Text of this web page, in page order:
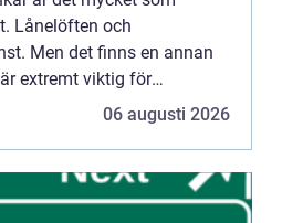
Lånelöften och
Men det finns en annan
extremt viktig för
givetvis om vilket sätt man
06 augusti 2026